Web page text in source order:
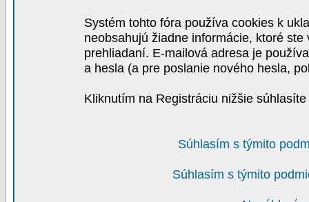
Systém tohto fóra používa cookies k
neobsahujú žiadne informácie, ktoré
prehliadaní. E-mailová adresa je
a hesla (a pre poslanie nového hesla,
Kliknutím na Registráciu nižšie
Súhlasím s týmito
Súhlasím s týmito